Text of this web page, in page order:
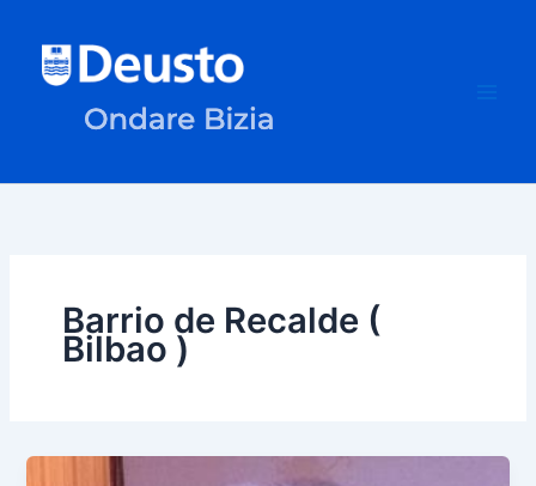
contenido
Barrio de Recalde (
Bilbao )